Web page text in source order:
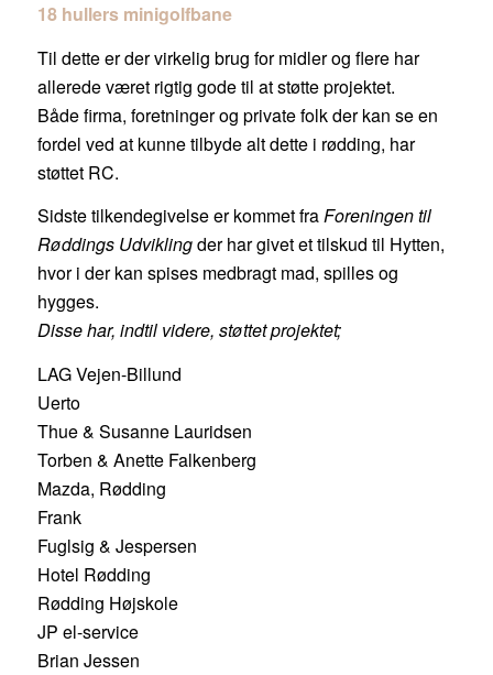
18 hullers minigolfbane
Til dette er der virkelig brug for midler og flere har
allerede været rigtig gode til at støtte projektet.
Både firma, foretninger og private folk der kan se en
fordel ved at kunne tilbyde alt dette i rødding, har
støttet RC.
Sidste tilkendegivelse er kommet fraForeningen til
Røddings Udviklingder har givet et tilskud til Hytten,
hvor i der kan spises medbragt mad, spilles og
hygges.
Disse har, indtil videre, støttet projektet;
LAG Vejen-Billund
Uerto
Thue & Susanne Lauridsen
Torben & Anette Falkenberg
Mazda, Rødding
Frank
Fuglsig & Jespersen
Hotel Rødding
Rødding Højskole
JP el-service
Brian Jessen